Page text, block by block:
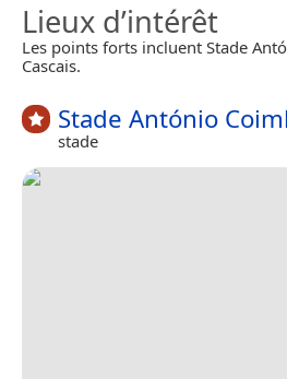
Lieux d’intérêt
Les points forts incluent Stade
Cascais.
Stade António
stade